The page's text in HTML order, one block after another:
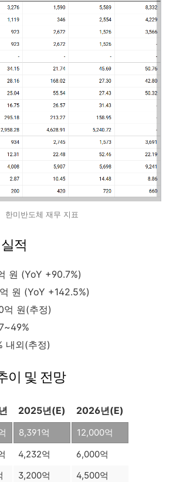
한미반도체 재무 지표
적
원 (YoY +90.7%)
원 (YoY +142.5%)
억 원(추정)
내외(추정)
이 및 전망
2025년(E) 2026년(E)
8,391억
12,000억
4,232억
6,000억
3,200억
4,500억